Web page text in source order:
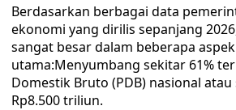
Berdasarkan berbagai data
ekonomi yang dirilis sepanjang
sangat besar dalam beberapa aspek
utama:Menyumbang sekitar 61%
Domestik Bruto (PDB) nasional
Rp8.500 triliun.